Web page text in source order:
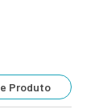
Produto